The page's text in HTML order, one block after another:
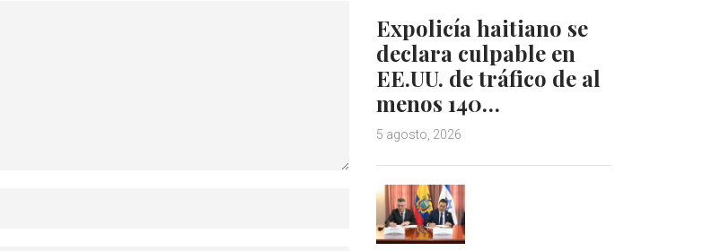
Expolicía haitiano se
declara culpable en
EE.UU. de tráfico de al
menos 140…
5 agosto, 2026